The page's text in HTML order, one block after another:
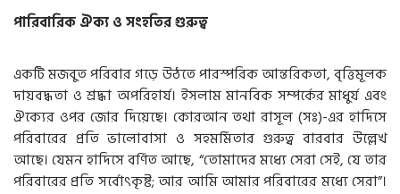
পারিবারিক ঐক্য ও সংহতির গুরুত্ব
একটি মজবুত পরিবার গড়ে উঠতে পারস্পরিক আন্তরিকতা, বৃত্তিমূলক
দায়বদ্ধতা ও শ্রদ্ধা অপরিহার্য। ইসলাম মানবিক সম্পর্কের মাধুর্য এবং
ঐক্যের ওপর জোর দিয়েছে। কোরআন তথা রাসূল (সঃ)-এর হাদিসে
পরিবারের প্রতি ভালোবাসা ও সহমর্মিতার গুরুত্ব বারবার উল্লেখ
আছে। যেমন হাদিসে বর্ণিত আছে, “তোমাদের মধ্যে সেরা সেই, যে তার
পরিবারের প্রতি সর্বোৎকৃষ্ট; আর আমি আমার পরিবারের মধ্যে সেরা”।